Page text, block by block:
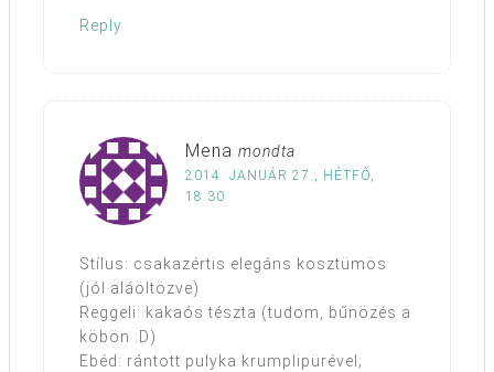
Reply
Mena mondta
2014. JANUÁR 27., HÉTFŐ,
18:30
Stílus: csakazértis elegáns kosztümös
(jól aláöltözve)
Reggeli: kakaós tészta (tudom, bűnözés a
köbön :D)
Ebéd: rántott pulyka krumplipürével;